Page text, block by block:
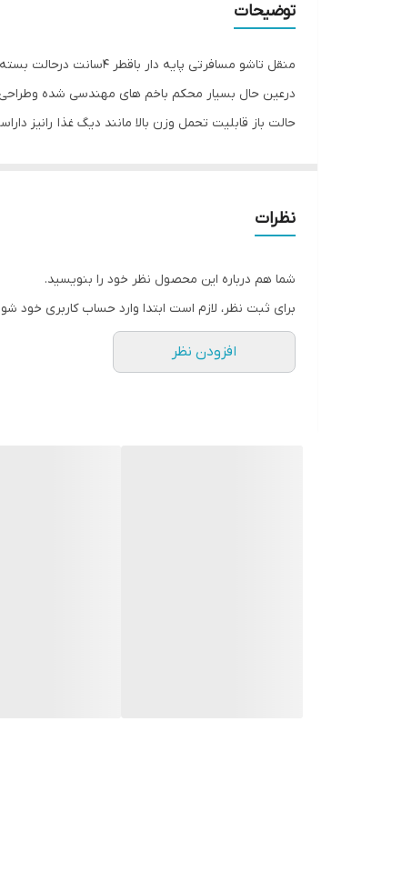
توضیحات
منقل تاشو مسافرتی
درعین حال بسیار محکم باخم های مهندسی شده وطراحی
حالت باز قابلیت تحمل وزن بالا مانند دیگ غذا رانیز
نظرات
شما هم درباره این محصول نظر خود را بنویسید.
برای ثبت نظر، لازم است ابتدا وارد حساب کاربری خود
افزودن نظر